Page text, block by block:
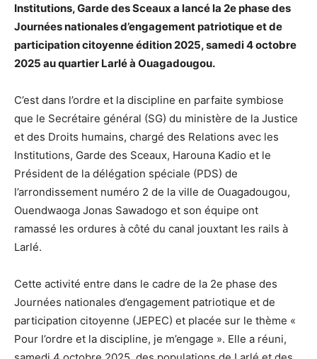
Institutions, Garde des Sceaux a lancé la 2e phase des
Journées nationales d’engagement patriotique et de
participation citoyenne édition 2025, samedi 4 octobre
2025 au quartier Larlé à Ouagadougou.
C’est dans l’ordre et la discipline en parfaite symbiose
que le Secrétaire général (SG) du ministère de la Justice
et des Droits humains, chargé des Relations avec les
Institutions, Garde des Sceaux, Harouna Kadio et le
Président de la délégation spéciale (PDS) de
l’arrondissement numéro 2 de la ville de Ouagadougou,
Ouendwaoga Jonas Sawadogo et son équipe ont
ramassé les ordures à côté du canal jouxtant les rails à
Larlé.
Cette activité entre dans le cadre de la 2e phase des
Journées nationales d’engagement patriotique et de
participation citoyenne (JEPEC) et placée sur le thème «
Pour l’ordre et la discipline, je m’engage ». Elle a réuni,